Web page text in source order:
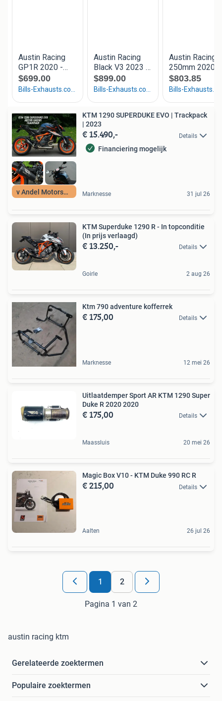
v Andel Motorsport
KTM 1290 SUPERDUKE EVO | Trackpack
| 2023
€ 15.490,- Details
Financiering mogelijk
Marknesse 31 jul 26
KTM Superduke 1290 R - In topconditie
(In prijs verlaagd)
€ 13.250,- Details
Goirle 2 aug 26
Ktm 790 adventure kofferrek
€ 175,00 Details
Marknesse 12 mei 26
Uitlaatdemper Sport AR KTM 1290 Super
Duke R 2020 2020
€ 175,00 Details
Maassluis 20 mei 26
Magic Box V10 - KTM Duke 990 RC R
€ 215,00 Details
Aalten 26 jul 26
1 2
Pagina 1 van 2
austin racing ktm
Gerelateerde zoektermen
Populaire zoektermen